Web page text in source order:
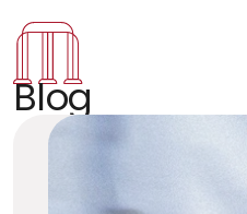
Blog